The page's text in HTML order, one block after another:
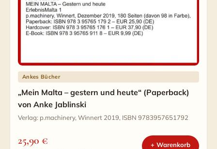
Ankes Bücher
„Mein Malta – gestern und heute“ (Paperback)
von Anke Jablinski
Verlag: p.machinery, Winnert 2019, ISBN 9783957651792
25,90 € + Warenkorb